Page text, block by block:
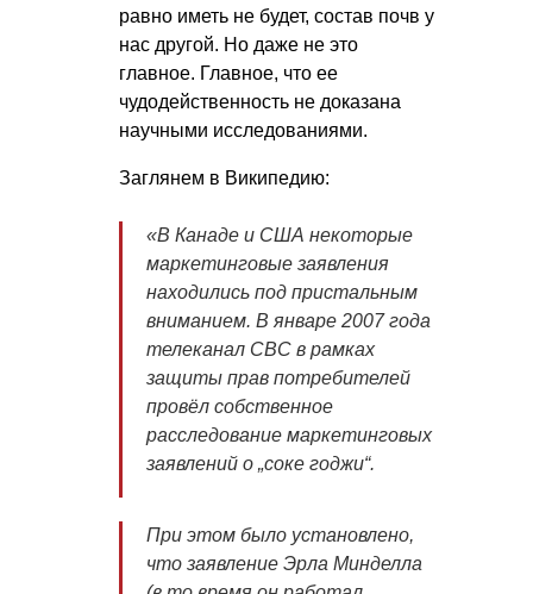
равно иметь не будет, состав почв у
нас другой. Но даже не это
главное. Главное, что ее
чудодейственность не доказана
научными исследованиями.
Заглянем в Википедию:
«В Канаде и США некоторые
маркетинговые заявления
находились под пристальным
вниманием. В январе 2007 года
телеканал CBC в рамках
защиты прав потребителей
провёл собственное
расследование маркетинговых
заявлений о „соке годжи“.
При этом было установлено,
что заявление Эрла Минделла